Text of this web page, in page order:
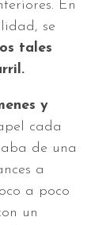
En
se
tales
y
cada
de una
a
a poco
un